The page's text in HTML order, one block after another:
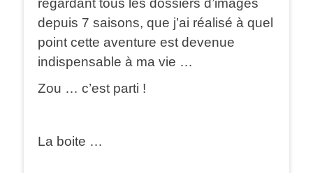
regardant tous les dossiers d’images
depuis 7 saisons, que j’ai réalisé à quel
point cette aventure est devenue
indispensable à ma vie …
Zou … c’est parti !
La boite …